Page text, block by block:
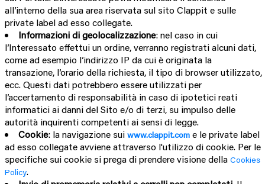
all’interno della sua area riservata sul sito Clappit e sulle
private label ad esso collegate.
Informazioni di geolocalizzazione: nel caso in cui
l’Interessato effettui un ordine, verranno registrati alcuni dati,
come ad esempio l’indirizzo IP da cui è originata la
transazione, l’orario della richiesta, il tipo di browser utilizzato,
ecc. Questi dati potrebbero essere utilizzati per
l’accertamento di responsabilità in caso di ipotetici reati
informatici ai danni del Sito e/o di terzi, su impulso delle
autorità inquirenti competenti ai sensi di legge.
Cookie: la navigazione sui www.clappit.com e le private label
ad esso collegate avviene attraverso l'utilizzo di cookie. Per le
specifiche sui cookie si prega di prendere visione della Cookies
Policy.